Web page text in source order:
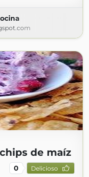
de maíz
0 Delicioso